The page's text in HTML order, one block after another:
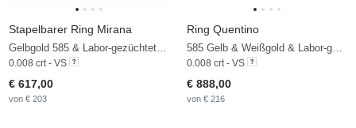
Stapelbarer Ring Mirana
Gelbgold 585 & Labor-gezüchteter Diamant
0.008 crt - VS
€ 617,00
von € 203
Ring Quentino
585 Gelb & Weißgold & Labor-gezüchteter Diamant
0.008 crt - VS
€ 888,00
von € 216